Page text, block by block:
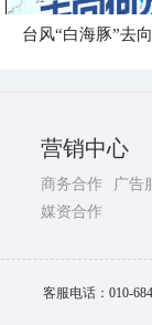
台风“白海豚”去
营销中心
商务合作
广告
媒资合作
客服电话： 010-